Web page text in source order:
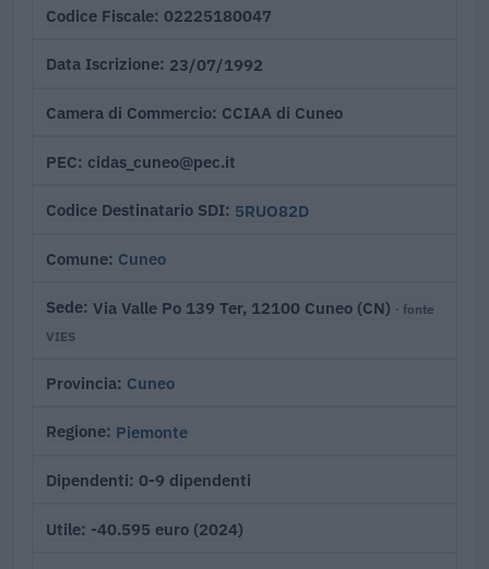
Codice Fiscale 02225180047
Data Iscrizione 23/07/1992
Camera di Commercio CCIAA di Cuneo
PEC cidas_cuneo@pec.it
Codice Destinatario SDI 5RUO82D
Comune Cuneo
Sede Via Valle Po 139 Ter, 12100 Cuneo (CN) · fonte
VIES
Provincia Cuneo
Regione Piemonte
Dipendenti 0-9 dipendenti
Utile -40.595 euro (2024)